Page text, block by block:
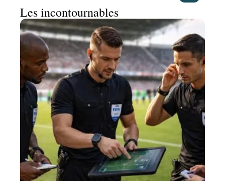
Les incontournables